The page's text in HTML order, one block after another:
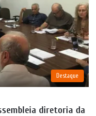
Destaque
diretoria da